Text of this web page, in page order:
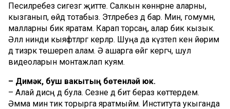
Песиләребез сигезгә җитте. Салкын көннәрне аларны,
кызганып, өйдә тотабыз. Этләребез дә бар. Мин, гомумән,
малларны бик яратам. Карап торсаң, алар бик кызык.
Әллә нинди кыяфәтләргә керәләр. Шуңа да күзәтеп кенә йөрим
дә тизрәк төшереп алам. Ә ашарга өйгә кергәч, шул
видеоларын монтажлап куям.
– Димәк, буш вакытың бөтенләй юк.
– Алай дисәң дә була. Сезне дә бит бераз көттердем.
Әмма мин тик торырга яратмыйм. Института укыганда